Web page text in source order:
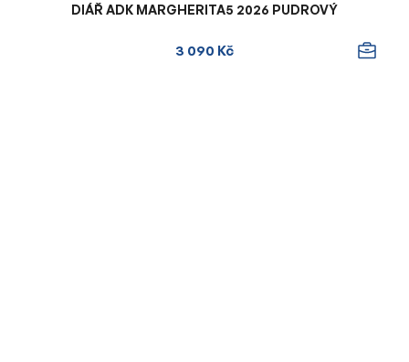
DIÁŘ ADK MARGHERITA5 2026 PUDROVÝ
3 090 Kč